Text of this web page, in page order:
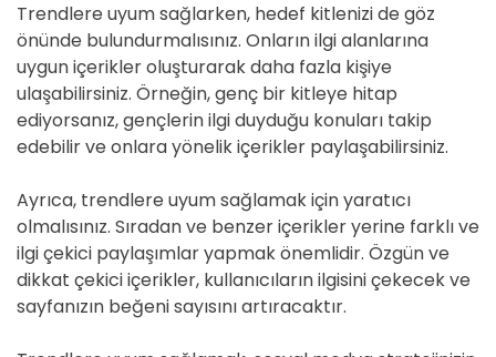
Trendlere uyum sağlarken, hedef kitlenizi de göz
önünde bulundurmalısınız. Onların ilgi alanlarına
uygun içerikler oluşturarak daha fazla kişiye
ulaşabilirsiniz. Örneğin, genç bir kitleye hitap
ediyorsanız, gençlerin ilgi duyduğu konuları takip
edebilir ve onlara yönelik içerikler paylaşabilirsiniz.
Ayrıca, trendlere uyum sağlamak için yaratıcı
olmalısınız. Sıradan ve benzer içerikler yerine farklı ve
ilgi çekici paylaşımlar yapmak önemlidir. Özgün ve
dikkat çekici içerikler, kullanıcıların ilgisini çekecek ve
sayfanızın beğeni sayısını artıracaktır.